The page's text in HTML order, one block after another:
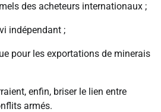
des acheteurs internationaux ;
indépendant ;
pour les exportations de minerais
enfin, briser le lien entre
armés.